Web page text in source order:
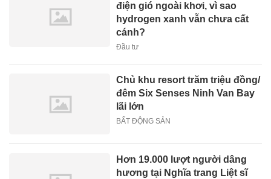
điện gió ngoài khơi, vì sao
hydrogen xanh vẫn chưa cất
cánh?
Đầu tư
Chủ khu resort trăm triệu đồng/
đêm Six Senses Ninh Van Bay
lãi lớn
BẤT ĐỘNG SẢN
Hơn 19.000 lượt người dâng
hương tại Nghĩa trang Liệt sĩ